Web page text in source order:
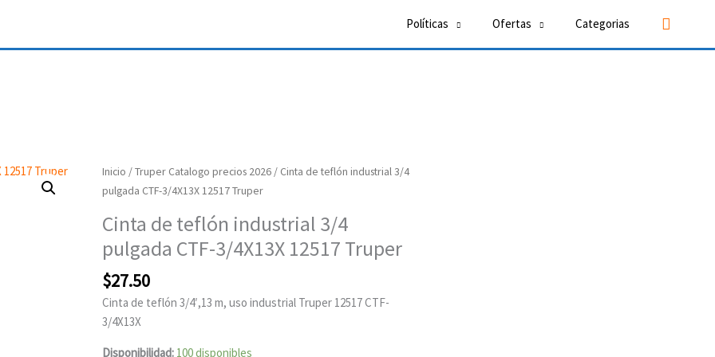
Políticas Ofertas Categorias Buscar
Inicio /Truper Catalogo precios 2026/ Cinta de teflón industrial 3/4
pulgada CTF-3/4X13X 12517 Truper
Cinta de teflón industrial 3/4
pulgada CTF-3/4X13X 12517 Truper
$27.50
Cinta de teflón 3/4′,13 m, uso industrial Truper 12517 CTF-
3/4X13X
Disponibilidad: 100 disponibles
Cinta
de
industrial
3/4
CTF-
3/4X13X
12517